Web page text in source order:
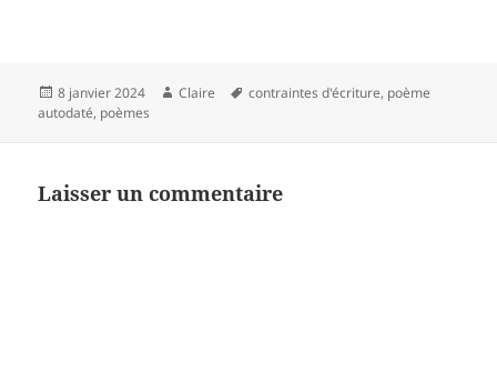
Publié
le
8 janvier 2024 Auteur
Claire
Mots-
contraintes d'écriture, poème
autodaté, poèmes
Laisser un commentaire